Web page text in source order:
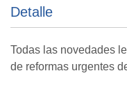
Detalle
Todas las novedades
de reformas urgentes